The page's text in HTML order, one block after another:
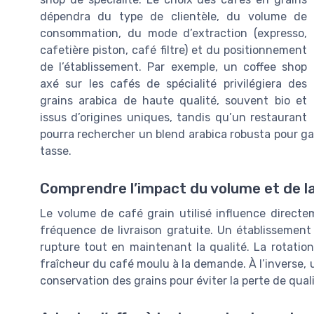
dépendra du type de clientèle, du volume de
consommation, du mode d’extraction (expresso,
cafetière piston, café filtre) et du positionnement
de l’établissement. Par exemple, un coffee shop
axé sur les cafés de spécialité privilégiera des
grains arabica de haute qualité, souvent bio et
issus d’origines uniques, tandis qu’un restaurant
pourra rechercher un blend arabica robusta pour
tasse.
Comprendre l’impact du volume et de
Le volume de café grain utilisé influence
fréquence de livraison gratuite. Un
rupture tout en maintenant la qualité. La
fraîcheur du café moulu à la demande. À
conservation des grains pour éviter la perte de